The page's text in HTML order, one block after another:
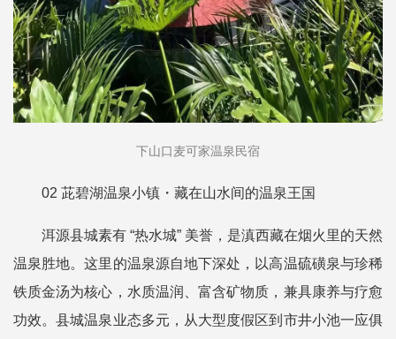
下山口麦可家温泉民宿
02 茈碧湖温泉小镇・藏在山水间的温泉王国
洱源县城素有 “热水城” 美誉，是滇西藏在烟火里的天然
温泉胜地。这里的温泉源自地下深处，以高温硫磺泉与珍稀
铁质金汤为核心，水质温润、富含矿物质，兼具康养与疗愈
功效。县城温泉业态多元，从大型度假区到市井小池一应俱